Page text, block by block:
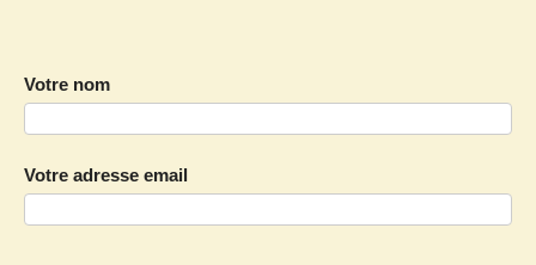
Votre nom
Votre adresse email